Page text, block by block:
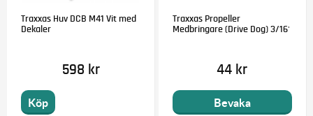
Traxxas Huv DCB M41 Vit med
Dekaler
598 kr
Köp
Traxxas Propeller
Medbringare (Drive Dog) 3/16'
44 kr
Bevaka